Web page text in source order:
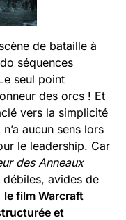
de bataille à
séquences
seul point
des orcs ! Et
vers la simplicité
aucun sens lors
le leadership. Car
des Anneaux
avides de
le film Warcraft
et